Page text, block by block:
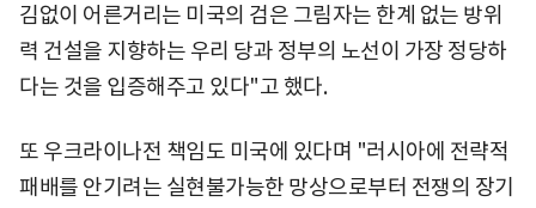
김없이 어른거리는 미국의 검은 그림자는 한계 없는 방위
력 건설을 지향하는 우리 당과 정부의 노선이 가장 정당하
다는 것을 입증해주고 있다"고 했다.
또 우크라이나전 책임도 미국에 있다며 "러시아에 전략적
패배를 안기려는 실현불가능한 망상으로부터 전쟁의 장기